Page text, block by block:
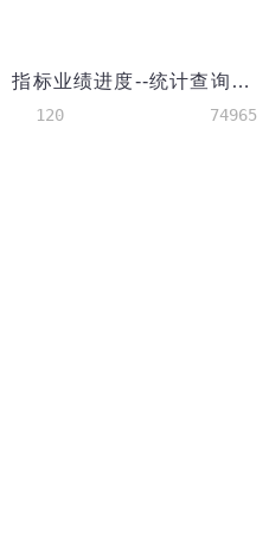
指标业绩进度--统计查询工具可查询自动统计模板
120 74965